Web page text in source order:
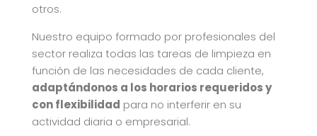
otros.
Nuestro equipo formado por profesionales del
sector realiza todas las tareas de limpieza en
función de las necesidades de cada cliente,
adaptándonos a los horarios requeridos y
con flexibilidad para no interferir en su
actividad diaria o empresarial.